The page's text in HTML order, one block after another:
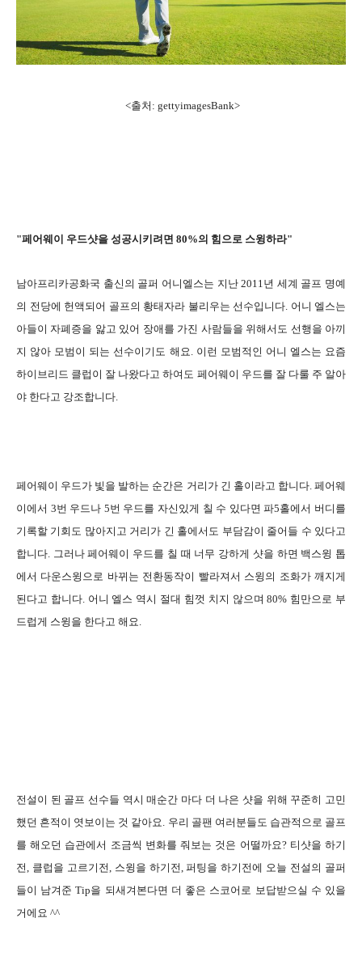
<출처: gettyimagesBank>
"페어웨이 우드샷을 성공시키려면 80%의 힘으로 스윙하라"
남아프리카공화국 출신의 골퍼 어니엘스는 지난 2011년 세계 골프 명예
의 전당에 헌액되어 골프의 황태자라 불리우는 선수입니다. 어니 엘스는
아들이 자폐증을 앓고 있어 장애를 가진 사람들을 위해서도 선행을 아끼
지 않아 모범이 되는 선수이기도 해요. 이런 모범적인 어니 엘스는 요즘
하이브리드 클럽이 잘 나왔다고 하여도 페어웨이 우드를 잘 다룰 주 알아
야 한다고 강조합니다.
페어웨이 우드가 빛을 발하는 순간은 거리가 긴 홀이라고 합니다. 페어웨
이에서 3번 우드나 5번 우드를 자신있게 칠 수 있다면 파5홀에서 버디를
기록할 기회도 많아지고 거리가 긴 홀에서도 부담감이 줄어들 수 있다고
합니다. 그러나 페어웨이 우드를 칠 때 너무 강하게 샷을 하면 백스윙 톱
에서 다운스윙으로 바뀌는 전환동작이 빨라져서 스윙의 조화가 깨지게
된다고 합니다. 어니 엘스 역시 절대 힘껏 치지 않으며 80% 힘만으로 부
드럽게 스윙을 한다고 해요.
전설이 된 골프 선수들 역시 매순간 마다 더 나은 샷을 위해 꾸준히 고민
했던 흔적이 엿보이는 것 같아요. 우리 골팬 여러분들도 습관적으로 골프
를 해오던 습관에서 조금씩 변화를 줘보는 것은 어떨까요? 티샷을 하기
전, 클럽을 고르기전, 스윙을 하기전, 퍼팅을 하기전에 오늘 전설의 골퍼
들이 남겨준 Tip을 되새겨본다면 더 좋은 스코어로 보답받으실 수 있을
거에요 ^^